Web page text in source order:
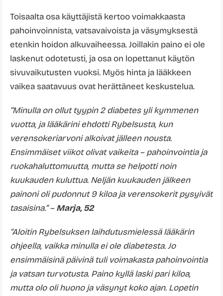
Toisaalta osa käyttäjistä kertoo voimakkaasta
pahoinvoinnista, vatsavaivoista ja väsymyksestä
etenkin hoidon alkuvaiheessa. Joillakin paino ei ole
laskenut odotetusti, ja osa on lopettanut käytön
sivuvaikutusten vuoksi. Myös hinta ja lääkkeen
vaikea saatavuus ovat herättäneet keskustelua.
“Minulla on ollut tyypin 2 diabetes yli kymmenen
vuotta, ja lääkärini ehdotti Rybelsusta, kun
verensokeriarvoni alkoivat jälleen nousta.
Ensimmäiset viikot olivat vaikeita – pahoinvointia ja
ruokahaluttomuutta, mutta se helpotti noin
kuukauden kuluttua. Neljän kuukauden jälkeen
painoni oli pudonnut 9 kiloa ja verensokerit pysyivät
tasaisina.” –Marja, 52
“Aloitin Rybelsuksen laihdutusmielessä lääkärin
ohjeella, vaikka minulla ei ole diabetesta. Jo
ensimmäisinä päivinä tuli voimakasta pahoinvointia
ja vatsan turvotusta. Paino kyllä laski pari kiloa,
mutta olo oli huono ja väsynyt koko ajan. Lopetin